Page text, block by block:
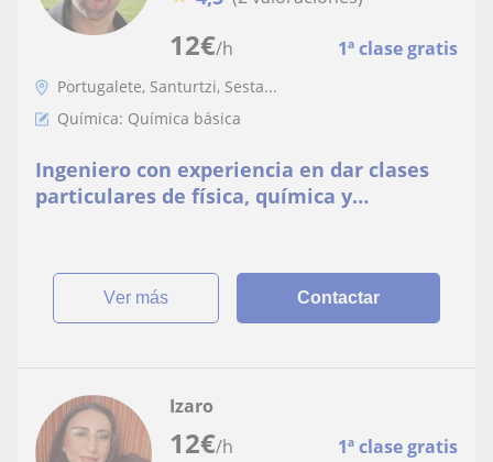
12€/h 1ª clase gratis
Portugalete, Santurtzi, Sesta...
Química: Química básica
Ingeniero con experiencia en dar clases
particulares de física, química y
ver más Contactar
12€/h 1ª clase gratis
Izaro